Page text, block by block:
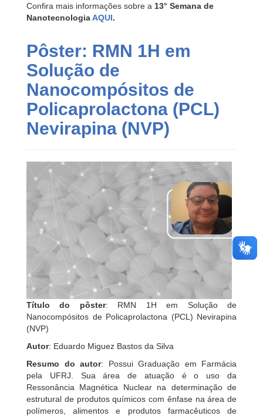
Confira mais informações sobre a 13° Semana de
NanotecnologiaAQUI.
Pôster: RMN 1H em
Solução de
Nanocompósitos de
Policaprolactona (PCL)
Nevirapina (NVP)
Título do pôster: RMN 1H em Solução de
Nanocompósitos de Policaprolactona (PCL) Nevirapina
(NVP)
Autor: Eduardo Miguez Bastos da Silva
Resumo do autor: Possui Graduação em Farmácia
pela UFRJ. Sua área de atuação é o uso da
Ressonância Magnética Nuclear na determinação de
estrutural de produtos químicos com ênfase na área de
polímeros, alimentos e produtos farmacêuticos de